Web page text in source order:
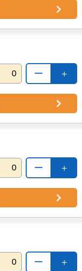
＋
ー
＋
ー
＋
ー